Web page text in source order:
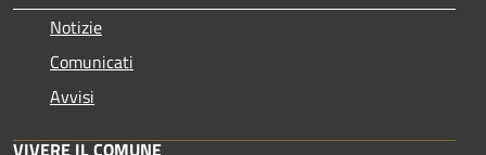
Notizie
Comunicati
Avvisi
VIVERE IL COMUNE